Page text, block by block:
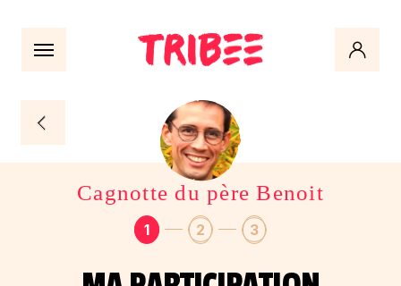
Cagnotte du père Benoit
1
Étape 1 sur 3 : Votre participation
2
Étape 2 sur 3 : Récapitulatif
3
Étape 3 sur 3 : Paiement